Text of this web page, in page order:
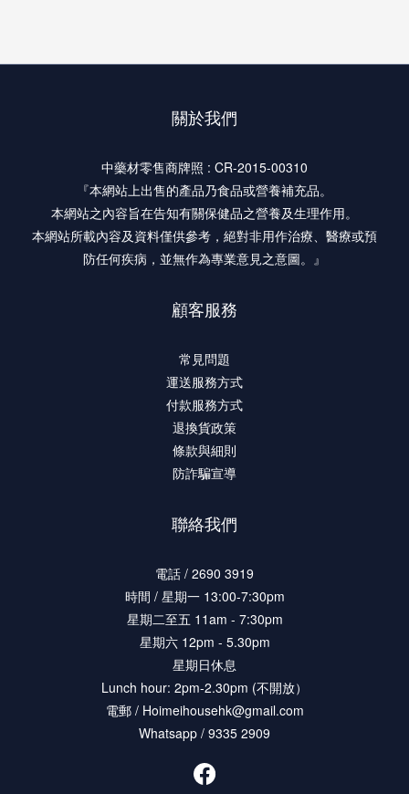
關於我們
中藥材零售商牌照 : CR-2015-00310
『本網站上出售的產品乃食品或營養補充品。
本網站之內容旨在告知有關保健品之營養及生理作用。
本網站所載內容及資料僅供參考，絕對非用作治療、醫療或預
防任何疾病，並無作為專業意見之意圖。』
顧客服務
常見問題
運送服務方式
付款服務方式
退換貨政策
條款與細則
防詐騙宣導
聯絡我們
電話 / 2690 3919
時間 / 星期一 13:00-7:30pm
星期二至五 11am - 7:30pm
星期六 12pm - 5.30pm
星期日休息
Lunch hour: 2pm-2.30pm (不開放）
電郵 / Hoimeihousehk@gmail.com
Whatsapp / 9335 2909